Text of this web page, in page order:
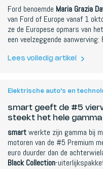
Ford benoemde Maria Grazia
van Ford of Europe vanaf 1
ze de Europese opmars van
een veelzeggende
marktaandeel van BYD meer
Lees volledig artikel
Elektrische auto's en
smart geeft de #5
steekt het hele
smartwerkte zijn gamma bij
motoren van de #5 Premium
euro duurder dan de
Black Collection-